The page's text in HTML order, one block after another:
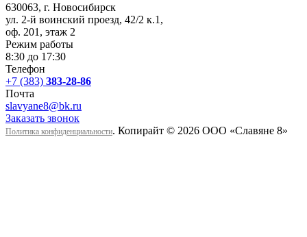
630063, г. Новосибирск
ул. 2-й воинский проезд, 42/2 к.1 ,
оф. 201, этаж 2
Режим работы
8:30 до 17:30
Телефон
+7 (383) 383-28-86
Почта
slavyane8@bk.ru
Заказать звонок
Политика конфиденциальности. Копирайт © 2026 ООО «Cлавяне 8»